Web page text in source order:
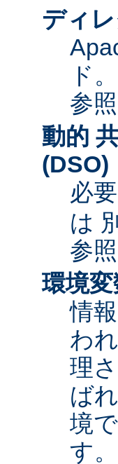
ディ
ド
参
動的
(DSO)
必
は
参
環境
情
わ
理
ば
境
す。